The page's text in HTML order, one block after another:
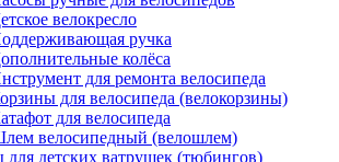
велокресло
ручка
колёса
для ремонта велосипеда
для велосипеда (велокорзины)
для велосипеда
велосипедный (велошлем)
детских ватрушек (тюбингов)